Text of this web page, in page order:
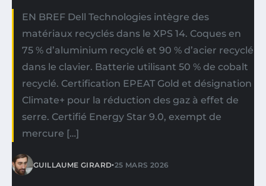
EN BREF Dell Technologies intègre des
matériaux recyclés dans le XPS 14. Coques en
75 % d’aluminium recyclé et 90 % d’acier recyclé
dans le clavier. Batterie utilisant 50 % de cobalt
recyclé. Certification EPEAT Gold et désignation
Climate+ pour la réduction des gaz à effet de
serre. Certifié Energy Star 9.0, exempt de
mercure […]
GUILLAUME GIRARD•25 MARS 2026